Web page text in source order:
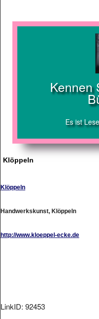
Kennen
Es ist
Klöppeln
Klöppeln
Handwerkskunst, Klöppeln
http://www.kloeppel-ecke.de
LinkID: 92453